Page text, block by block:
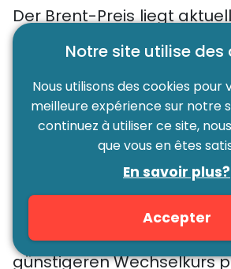
Der Brent-Preis liegt aktuell
pro Barrel, ein Anstieg um
der Vorwoche.
stärkeren Dollar
europäische Verbraucher
Der WTI-Preis liegt derzeit
Fazit: Wer in der
durch den stabileren
günstigeren Wechselkurs
Notre site utilise des
Nous utilisons des cookies pour
meilleure expérience sur notre
continuez à utiliser ce site,
que vous en êtes
En savoir plus?
Accepter